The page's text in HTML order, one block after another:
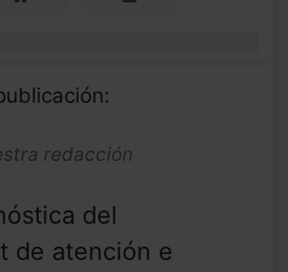
redacción
del
de atención e